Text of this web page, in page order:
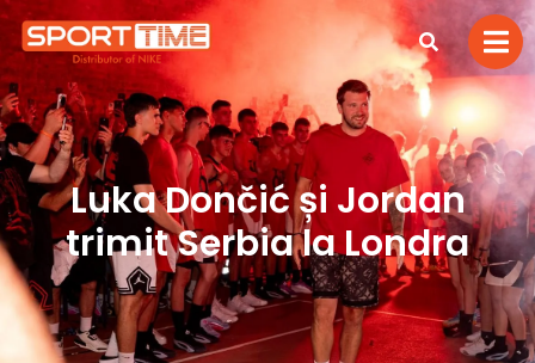
Luka Dončić și Jordan
trimit Serbia la Londra